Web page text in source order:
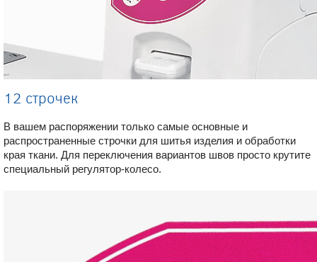
12 строчек
В вашем распоряжении только самые основные и
распространенные строчки для шитья изделия и обработки
края ткани. Для переключения вариантов швов просто крутите
специальный регулятор-колесо.